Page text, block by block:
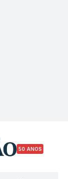
50 ANOS